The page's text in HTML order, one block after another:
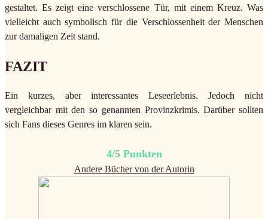
gestaltet. Es zeigt eine verschlossene Tür, mit einem Kreuz. Was
vielleicht auch symbolisch für die Verschlossenheit der Menschen
zur damaligen Zeit stand.
FAZIT
Ein kurzes, aber interessantes Leseerlebnis. Jedoch nicht
vergleichbar mit den so genannten Provinzkrimis. Darüber sollten
sich Fans dieses Genres im klaren sein.
4/5 Punkten
Andere Bücher von der Autorin